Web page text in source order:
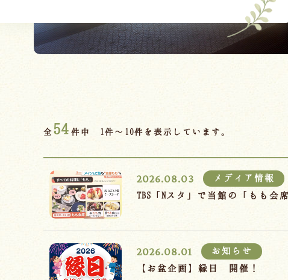
全 54 件中 1件～10件を表示しています。
2026.08.03
メディア情報
TBS「Nスタ」で当館の「もも会
2026.08.01
お知らせ
【お盆企画】縁日 開催！
Follow us